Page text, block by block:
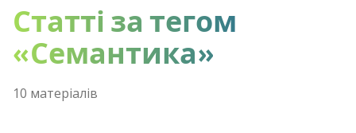
Статті за тегом
«Семантика»
10 матеріалів